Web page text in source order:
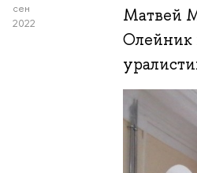
сен
2022
Матвей
Олейник